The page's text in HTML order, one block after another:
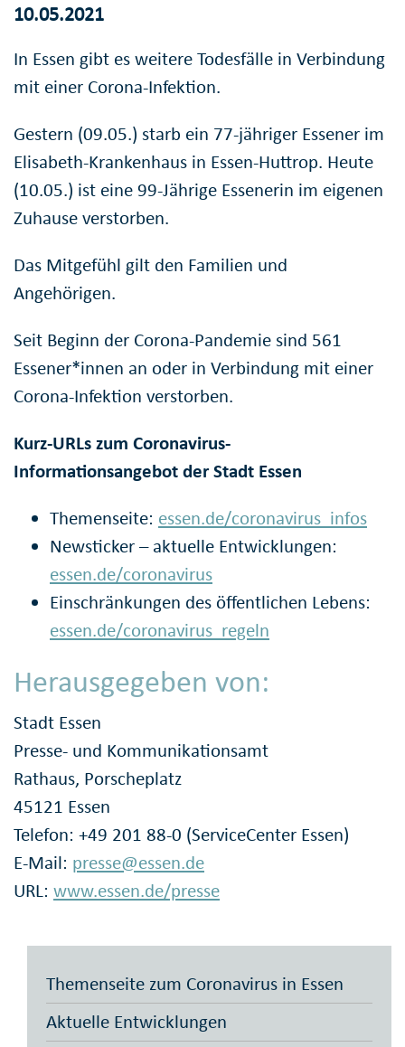
10.05.2021
In Essen gibt es weitere Todesfälle in Verbindung
mit einer Corona-Infektion.
Gestern (09.05.) starb ein 77-jähriger Essener im
Elisabeth-Krankenhaus in Essen-Huttrop. Heute
(10.05.) ist eine 99-Jährige Essenerin im eigenen
Zuhause verstorben.
Das Mitgefühl gilt den Familien und
Angehörigen.
Seit Beginn der Corona-Pandemie sind 561
Essener*innen an oder in Verbindung mit einer
Corona-Infektion verstorben.
Kurz-URLs zum Coronavirus-
Informationsangebot der Stadt Essen
Themenseite: essen.de/coronavirus_infos
Newsticker – aktuelle Entwicklungen:
essen.de/coronavirus
Einschränkungen des öffentlichen Lebens:
essen.de/coronavirus_regeln
Herausgegeben von:
Stadt Essen
Presse- und Kommunikationsamt
Rathaus, Porscheplatz
45121 Essen
Telefon: +49 201 88-0 (ServiceCenter Essen)
E-Mail: presse@essen.de
URL: www.essen.de/presse
Themenseite zum Coronavirus in Essen
Aktuelle Entwicklungen